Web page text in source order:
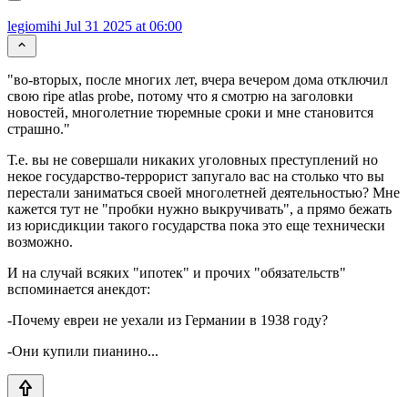
legiomihi Jul 31 2025 at 06:00
"во-вторых, после многих лет, вчера вечером дома отключил
свою ripe atlas probe, потому что я смотрю на заголовки
новостей, многолетние тюремные сроки и мне становится
страшно."
Т.е. вы не совершали никаких уголовных преступлений но
некое государство-террорист запугало вас на столько что вы
перестали заниматься своей многолетней деятельностью? Мне
кажется тут не "пробки нужно выкручивать", а прямо бежать
из юрисдикции такого государства пока это еще технически
возможно.
И на случай всяких "ипотек" и прочих "обязательств"
вспоминается анекдот:
-Почему евреи не уехали из Германии в 1938 году?
-Они купили пианино...